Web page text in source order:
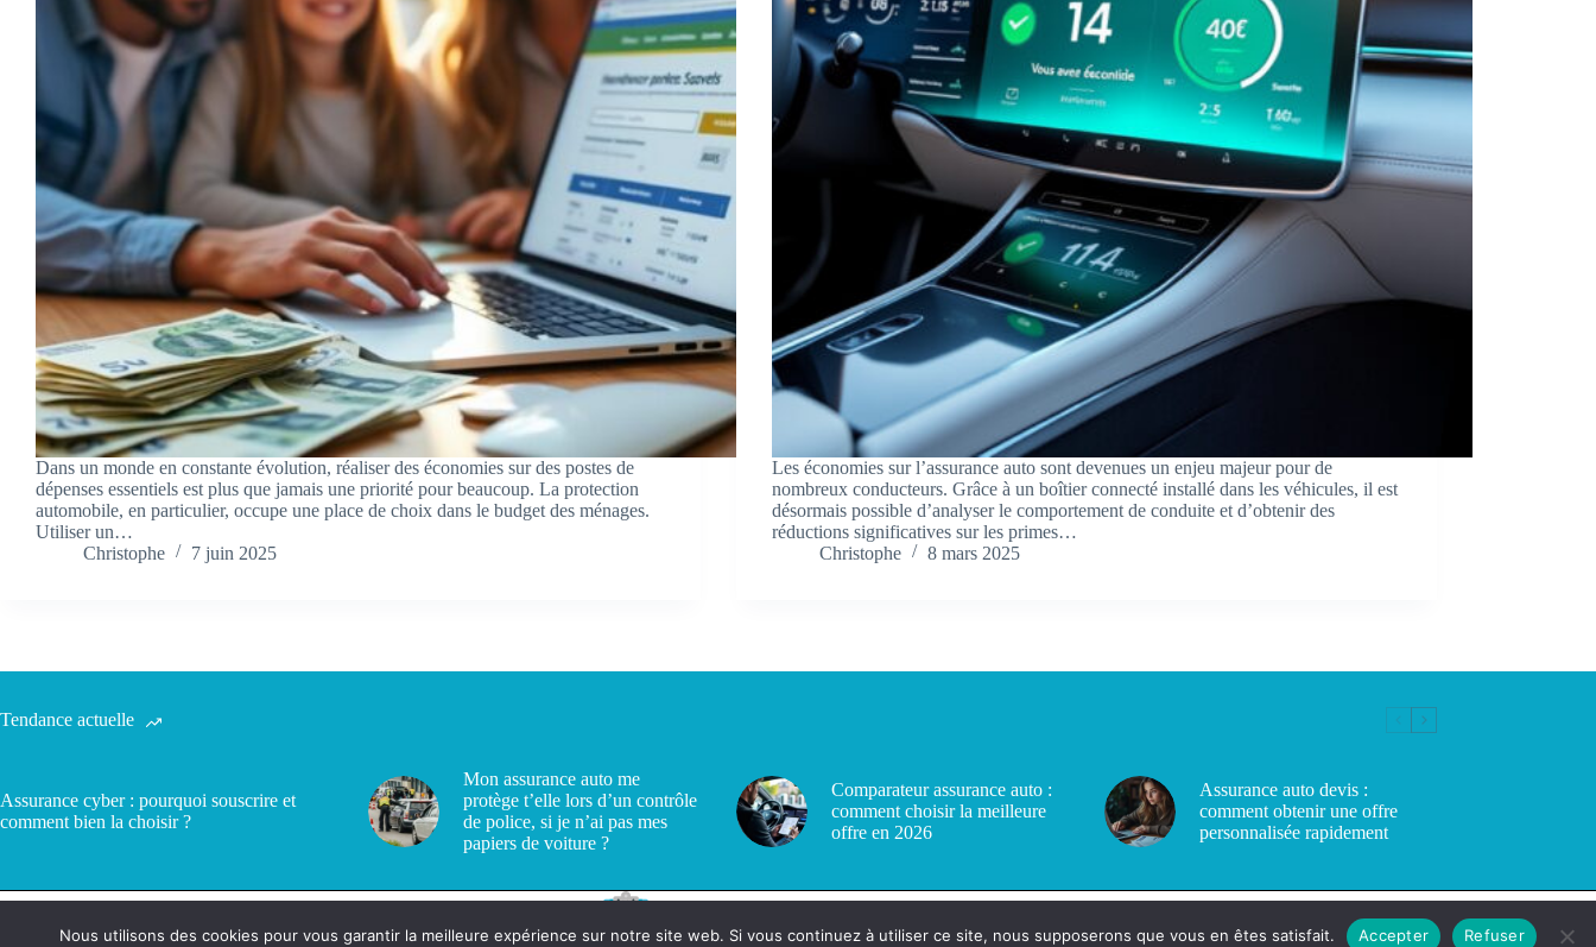
Dans un monde en constante évolution, réaliser des économies sur des postes de
dépenses essentiels est plus que jamais une priorité pour beaucoup. La protection
automobile, en particulier, occupe une place de choix dans le budget des ménages.
Utiliser un…
Christophe
7 juin 2025
Les économies sur l’assurance auto sont devenues un enjeu majeur pour de
nombreux conducteurs. Grâce à un boîtier connecté installé dans les véhicules, il est
désormais possible d’analyser le comportement de conduite et d’obtenir des
réductions significatives sur les primes…
Christophe
8 mars 2025
Tendance actuelle
Assurance cyber : pourquoi souscrire et
comment bien la choisir ?
Mon assurance auto me
protège t’elle lors d’un contrôle
de police, si je n’ai pas mes
papiers de voiture ?
Comparateur assurance auto :
comment choisir la meilleure
offre en 2026
Assurance auto devis :
comment obtenir une offre
personnalisée rapidement
Nous utilisons des cookies pour vous garantir la meilleure expérience sur notre site web. Si vous continuez à utiliser ce site, nous supposerons que vous en êtes satisfait. Accepter Refuser